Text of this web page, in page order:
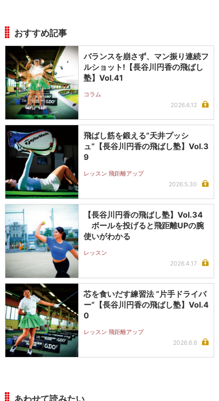
おすすめ記事
バランスを崩さず、マン振り連続フ
ルショット!【長谷川円香の飛ばし
塾】Vol.41
コラム
2026.6.12
飛ばし筋を鍛える”天井プッシ
ュ”【長谷川円香の飛ばし塾】Vol.3
9
レッスン 飛距離アップ
2026.5.30
【長谷川円香の飛ばし塾】Vol.34
ボールを投げると飛距離UPの腕
使いがわかる
レッスン
2026.4.17
芯を食いだす練習法 “片手ドライバ
ー”【長谷川円香の飛ばし塾】Vol.4
0
レッスン 飛距離アップ
2026.6.6
あわせて読みたい